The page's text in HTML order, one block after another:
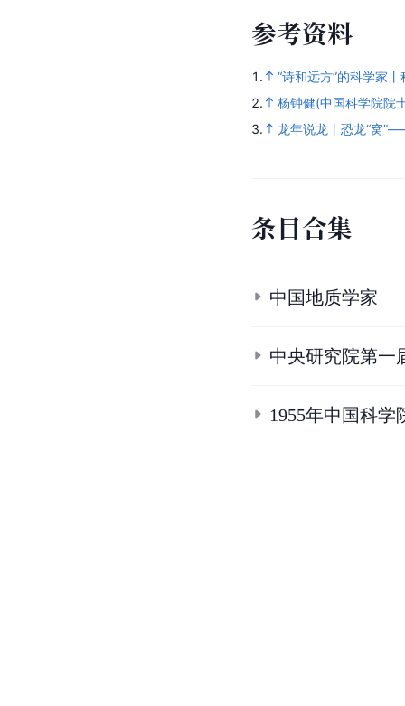
参考资料
1.
“诗和远方”的科学家
2.
杨钟健(中国科学院院
3.
龙年说龙丨恐龙“窝
条目合集
中国地质学家
中央研究院第一
1955年中国科学